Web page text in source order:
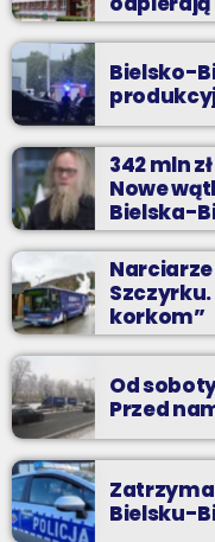
Bielsko-
342 mln
Nowe
Bielska-
korkom”
Od
Przed
Bielsku-